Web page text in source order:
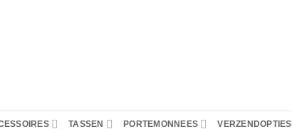
TASSEN PORTEMONNEES VERZENDOPTIES